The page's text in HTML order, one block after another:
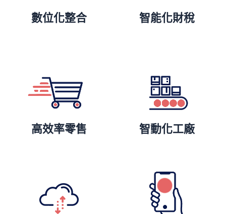
數位化整合 智能化財稅
高效率零售 智動化工廠